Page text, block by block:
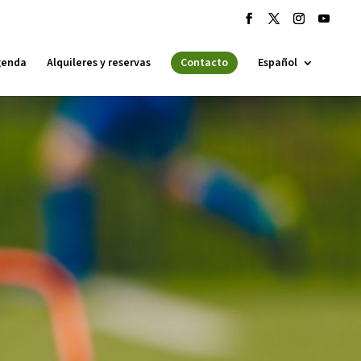
Alquileres y reservas Contacto Español
ESPLAI FORMACIÓ
SUPORT TERCER SECTOR